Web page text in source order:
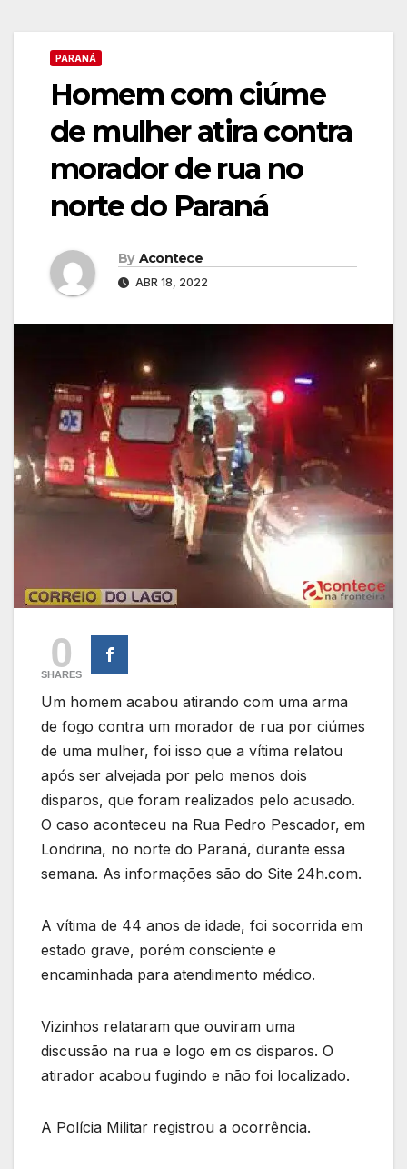
PARANÁ
Homem com ciúme
de mulher atira contra
morador de rua no
norte do Paraná
By Acontece
ABR 18, 2022
0
SHARES
Um homem acabou atirando com uma arma
de fogo contra um morador de rua por ciúmes
de uma mulher, foi isso que a vítima relatou
após ser alvejada por pelo menos dois
disparos, que foram realizados pelo acusado.
O caso aconteceu na Rua Pedro Pescador, em
Londrina, no norte do Paraná, durante essa
semana. As informações são do Site 24h.com.
A vítima de 44 anos de idade, foi socorrida em
estado grave, porém consciente e
encaminhada para atendimento médico.
Vizinhos relataram que ouviram uma
discussão na rua e logo em os disparos. O
atirador acabou fugindo e não foi localizado.
A Polícia Militar registrou a ocorrência.